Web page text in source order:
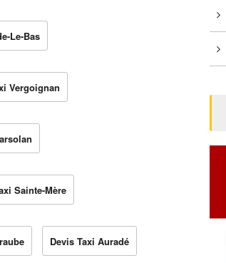
Le-Bas
Vergoignan
Sainte-Mère
Devis Taxi Auradé